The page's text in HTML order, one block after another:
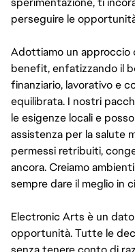
perseguire le
Adottiamo un approccio
benefit, enfatizzando il
finanziario, lavorativo e
equilibrata. I nostri
le esigenze locali e
assistenza per la salute
permessi retribuiti,
ancora. Creiamo
sempre dare il meglio in
Electronic Arts è un
opportunità. Tutte le